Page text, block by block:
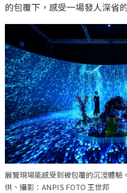
的包覆下，感受一場發人深省
展覽現場能感受到被包覆的沉浸體驗
供、攝影：ANPIS FOTO 王世邦